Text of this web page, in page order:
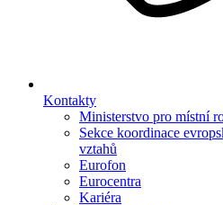
Kontakty
Ministerstvo pro místní
Sekce koordinace
vztahů
Eurofon
Eurocentra
Kariéra